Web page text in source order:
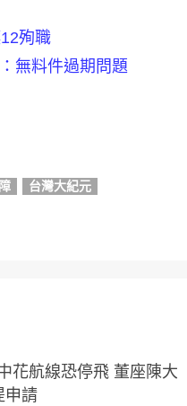
殉職
無料件過期問題
台灣大紀元
花航線恐停飛 董座陳大
申請